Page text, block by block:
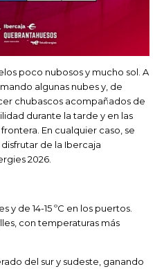
poco nubosos y mucho sol. A
algunas nubes y, de
chubascos acompañados de
durante la tarde y en las
En cualquier caso, se
de la Ibercaja
2026.
y de 14-15 ºC en los puertos.
con temperaturas más
del sur y sudeste, ganando